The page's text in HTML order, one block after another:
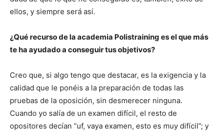
ellos, y siempre será así.
¿Qué recurso de la academia Polistraining es el que más
te ha ayudado a conseguir tus objetivos?
Creo que, si algo tengo que destacar, es la exigencia y la
calidad que le ponéis a la preparación de todas las
pruebas de la oposición, sin desmerecer ninguna.
Cuando yo salía de un examen difícil, el resto de
opositores decían “uf, vaya examen, esto es muy difícil”; y